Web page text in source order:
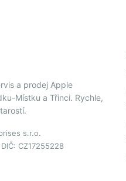
a prodej Apple
Místku a Třinci. Rychle,
s.r.o.
CZ17255228